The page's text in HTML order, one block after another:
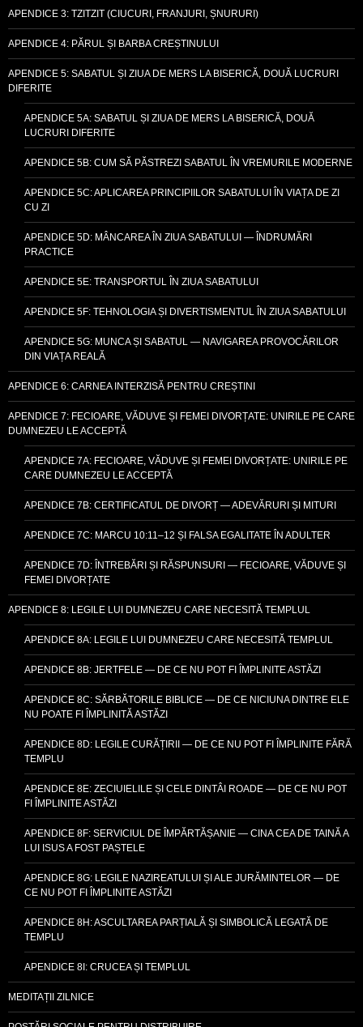
APENDICE 3: TZITZIT (CIUCURI, FRANJURI, ȘNURURI)
APENDICE 4: PĂRUL ȘI BARBA CREȘTINULUI
APENDICE 5: SABATUL ȘI ZIUA DE MERS LA BISERICĂ, DOUĂ LUCRURI
DIFERITE
APENDICE 5A: SABATUL ȘI ZIUA DE MERS LA BISERICĂ, DOUĂ
LUCRURI DIFERITE
APENDICE 5B: CUM SĂ PĂSTREZI SABATUL ÎN VREMURILE MODERNE
APENDICE 5C: APLICAREA PRINCIPIILOR SABATULUI ÎN VIAȚA DE ZI
CU ZI
APENDICE 5D: MÂNCAREA ÎN ZIUA SABATULUI — ÎNDRUMĂRI
PRACTICE
APENDICE 5E: TRANSPORTUL ÎN ZIUA SABATULUI
APENDICE 5F: TEHNOLOGIA ȘI DIVERTISMENTUL ÎN ZIUA SABATULUI
APENDICE 5G: MUNCA ȘI SABATUL — NAVIGAREA PROVOCĂRILOR
DIN VIAȚA REALĂ
APENDICE 6: CARNEA INTERZISĂ PENTRU CREȘTINI
APENDICE 7: FECIOARE, VĂDUVE ȘI FEMEI DIVORȚATE: UNIRILE PE CARE
DUMNEZEU LE ACCEPTĂ
APENDICE 7A: FECIOARE, VĂDUVE ȘI FEMEI DIVORȚATE: UNIRILE PE
CARE DUMNEZEU LE ACCEPTĂ
APENDICE 7B: CERTIFICATUL DE DIVORȚ — ADEVĂRURI ȘI MITURI
APENDICE 7C: MARCU 10:11–12 ȘI FALSA EGALITATE ÎN ADULTER
APENDICE 7D: ÎNTREBĂRI ȘI RĂSPUNSURI — FECIOARE, VĂDUVE ȘI
FEMEI DIVORȚATE
APENDICE 8: LEGILE LUI DUMNEZEU CARE NECESITĂ TEMPLUL
APENDICE 8A: LEGILE LUI DUMNEZEU CARE NECESITĂ TEMPLUL
APENDICE 8B: JERTFELE — DE CE NU POT FI ÎMPLINITE ASTĂZI
APENDICE 8C: SĂRBĂTORILE BIBLICE — DE CE NICIUNA DINTRE ELE
NU POATE FI ÎMPLINITĂ ASTĂZI
APENDICE 8D: LEGILE CURĂȚIRII — DE CE NU POT FI ÎMPLINITE FĂRĂ
TEMPLU
APENDICE 8E: ZECIUIELILE ȘI CELE DINTÂI ROADE — DE CE NU POT
FI ÎMPLINITE ASTĂZI
APENDICE 8F: SERVICIUL DE ÎMPĂRTĂȘANIE — CINA CEA DE TAINĂ A
LUI ISUS A FOST PAȘTELE
APENDICE 8G: LEGILE NAZIREATULUI ȘI ALE JURĂMINTELOR — DE
CE NU POT FI ÎMPLINITE ASTĂZI
APENDICE 8H: ASCULTAREA PARȚIALĂ ȘI SIMBOLICĂ LEGATĂ DE
TEMPLU
APENDICE 8I: CRUCEA ȘI TEMPLUL
MEDITAȚII ZILNICE